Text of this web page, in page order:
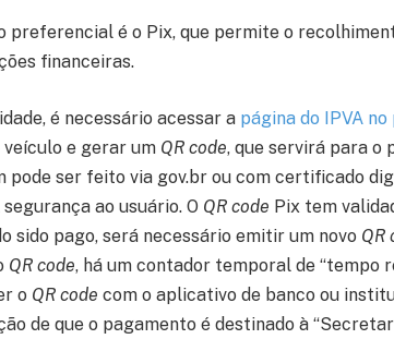
preferencial é o Pix, que permite o
financeiras.
é necessário acessar a página do IPVA
e gerar um QR code, que servirá para o
pode ser feito via gov.br ou com certificado
ao usuário. O QR code Pix tem
sido pago, será necessário emitir um novo QR
QR code, há um contador temporal de “tempo
o QR code com o aplicativo de banco ou
de que o pagamento é destinado à